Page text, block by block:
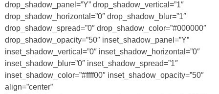
drop_shadow_panel=”Y” drop_shadow_vertical=”1″
drop_shadow_horizontal=”0″ drop_shadow_blur=”1″
drop_shadow_spread=”0″ drop_shadow_color=”#000000″
drop_shadow_opacity=”50″ inset_shadow_panel=”Y”
inset_shadow_vertical=”0″ inset_shadow_horizontal=”0″
inset_shadow_blur=”0″ inset_shadow_spread=”1″
inset_shadow_color=”#ffff00″ inset_shadow_opacity=”50″
align=”center”